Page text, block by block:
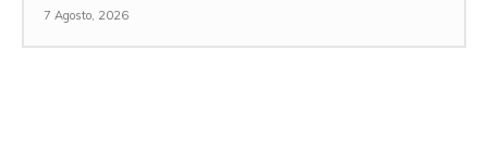
7 Agosto, 2026